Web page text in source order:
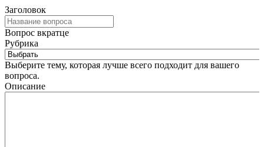
Заголовок
Вопрос вкратце
Рубрика
Выберите тему, которая лучше всего подходит для вашего
вопроса.
Описание